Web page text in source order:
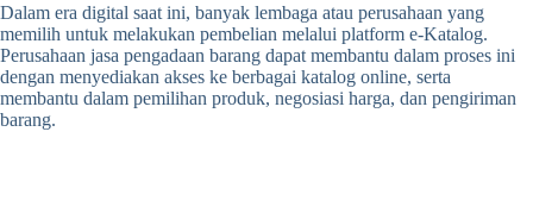
Dalam era digital saat ini, banyak lembaga atau perusahaan yang
memilih untuk melakukan pembelian melalui platform e-Katalog.
Perusahaan jasa pengadaan barang dapat membantu dalam proses ini
dengan menyediakan akses ke berbagai katalog online, serta
membantu dalam pemilihan produk, negosiasi harga, dan pengiriman
barang.